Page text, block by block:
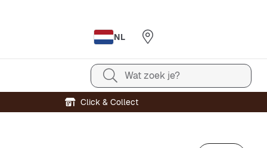
NL
Wat zoek je?
Click & Collect